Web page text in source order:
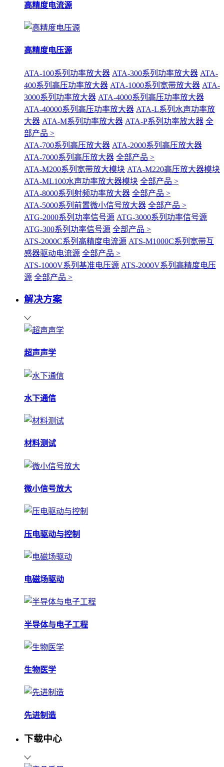
高精度电流源
高精度电压源
ATA-100系列功率放大器 ATA-300系列功率放大器 ATA-
400系列高压功率放大器 ATA-1000系列宽带放大器 ATA-
3000系列功率放大器 ATA-4000系列高压功率放大器
ATA-40000系列高压功率放大器 ATA-L系列水声功率放
大器 ATA-M系列功率放大器 ATA-P系列功率放大器 全
部产品 >
ATA-700系列高压放大器 ATA-2000系列高压放大器
ATA-7000系列高压放大器 全部产品 >
ATA-M200系列宽带放大模块 ATA-M220高压放大器模块
ATA-ML100水声功率放大器模块 全部产品 >
ATA-8000系列射频功率放大器 全部产品 >
ATA-5000系列前置微小信号放大器 全部产品 >
ATG-2000系列功率信号源 ATG-3000系列功率信号源
ATG-300系列功率信号源 全部产品 >
ATS-2000C系列高精度电流源 ATS-M1000C系列宽带互
感器驱动电流源 全部产品 >
ATS-1000V系列基准电压源 ATS-2000V系列高精度电压
源 全部产品 >
解决方案
超声声学
水下通信
材料测试
微小信号放大
压电驱动与控制
电磁场驱动
半导体与电子工程
生物医学
先进制造
下载中心